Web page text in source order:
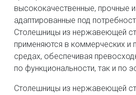
высококачественные, прочные
адаптированные под
Столешницы из нержавеющей
применяются в коммерческих
средах, обеспечивая
по функциональности, так и по
Столешницы из нержавеющей